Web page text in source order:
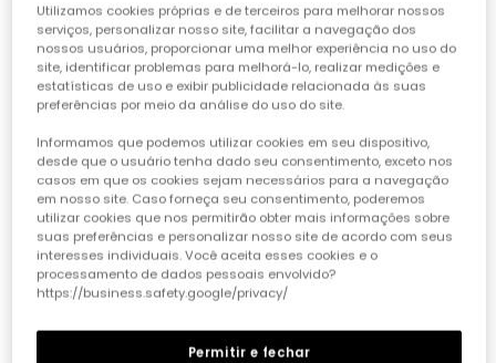
Conjunto de malha bebé menina rosa estampado flores
29,95 €
29,95 €
Utilizamos cookies próprias e de terceiros para melhorar nossos
serviços, personalizar nosso site, facilitar a navegação dos
nossos usuários, proporcionar uma melhor experiência no uso do
site, identificar problemas para melhorá-lo, realizar medições e
estatísticas de uso e exibir publicidade relacionada às suas
preferências por meio da análise do uso do site.
Informamos que podemos utilizar cookies em seu dispositivo,
desde que o usuário tenha dado seu consentimento, exceto nos
casos em que os cookies sejam necessários para a navegação
em nosso site. Caso forneça seu consentimento, poderemos
utilizar cookies que nos permitirão obter mais informações sobre
suas preferências e personalizar nosso site de acordo com seus
interesses individuais. Você aceita esses cookies e o
processamento de dados pessoais envolvido?
https://business.safety.google/privacy/
Permitir e fechar